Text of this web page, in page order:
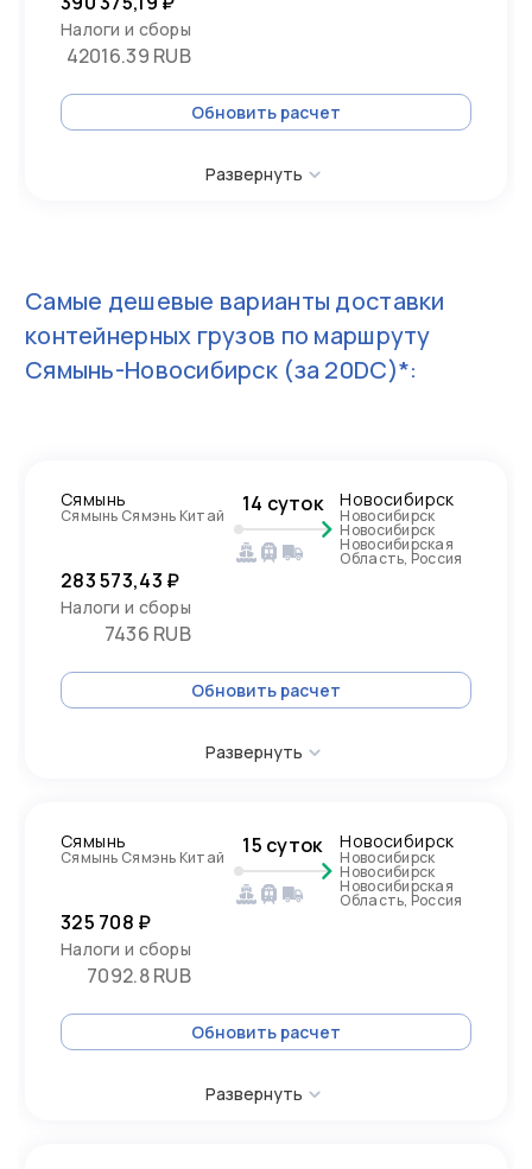
Налоги и сборы
42016.39 RUB
Обновить расчет
Развернуть
Самые дешевые варианты доставки
контейнерных грузов по маршруту
Сямынь-Новосибирск (за 20DC)*:
Сямынь
Сямынь Сямэнь Китай 14 суток Новосибирск
Новосибирск
Новосибирск
Новосибирская
Область, Россия
283 573,43 ₽
Налоги и сборы
7436 RUB
Обновить расчет
Развернуть
Сямынь
Сямынь Сямэнь Китай 15 суток Новосибирск
Новосибирск
Новосибирск
Новосибирская
Область, Россия
325 708 ₽
Налоги и сборы
7092.8 RUB
Обновить расчет
Развернуть